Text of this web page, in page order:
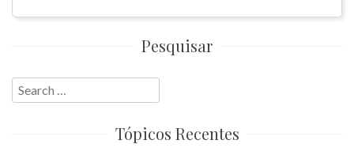
Pesquisar
Search
for:
Tópicos Recentes